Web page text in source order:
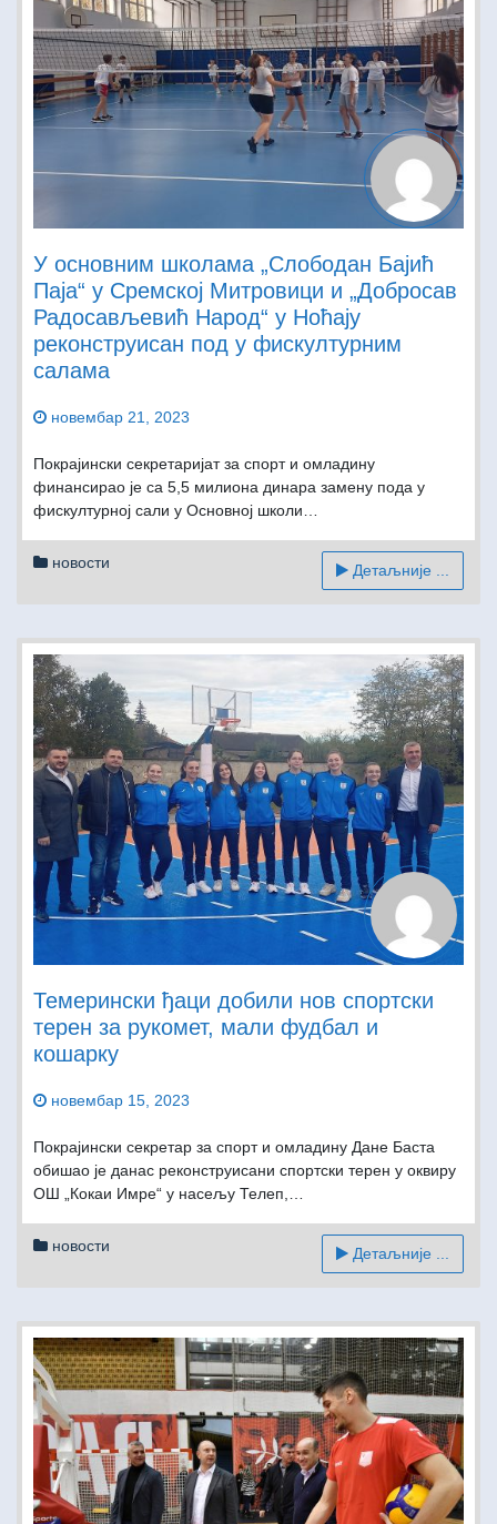
У основним школама „Слободан Бајић
Паја“ у Сремској Митровици и „Добросав
Радосављевић Народ“ у Ноћају
реконструисан под у фискултурним
салама
новембар 21, 2023
Покрајински секретаријат за спорт и омладину
финансирао је са 5,5 милиона динара замену пода у
фискултурној сали у Основној школи…
новости Детаљније ...
Темерински ђаци добили нов спортски
терен за рукомет, мали фудбал и
кошарку
новембар 15, 2023
Покрајински секретар за спорт и омладину Дане Баста
обишао је данас реконструисани спортски терен у оквиру
ОШ „Кокаи Имре“ у насељу Телеп,…
новости Детаљније ...